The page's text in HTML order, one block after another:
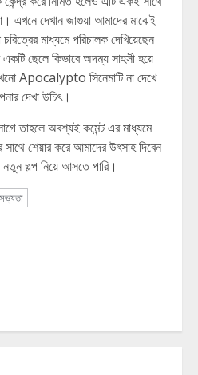
দেখান জাগুয়া আমাদের মাঝেই
মাধ্যমে পরিচালক দেখিয়েছেন
ছেলে কিভাবে অদম্য সাহসী হয়ে
Apocalypto সিনেমাটি না দেখে
দেখা উচিৎ।
তাহলে অবশ্যই কমেন্ট এর মাধ্যমে
সাথে শেয়ার করে আমাদের উৎসাহ দিবেন
গল্প নিয়ে আসতে পারি।